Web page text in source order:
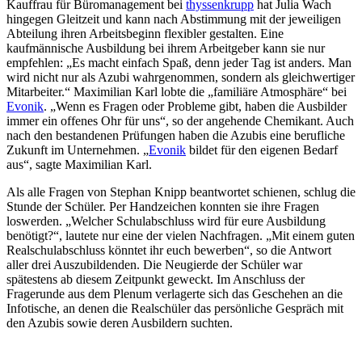
Kauffrau für Büromanagement bei thyssenkrupp hat Julia Wach
hingegen Gleitzeit und kann nach Abstimmung mit der jeweiligen
Abteilung ihren Arbeitsbeginn flexibler gestalten. Eine
kaufmännische Ausbildung bei ihrem Arbeitgeber kann sie nur
empfehlen: „Es macht einfach Spaß, denn jeder Tag ist anders. Man
wird nicht nur als Azubi wahrgenommen, sondern als gleichwertiger
Mitarbeiter.“ Maximilian Karl lobte die „familiäre Atmosphäre“ bei
Evonik. „Wenn es Fragen oder Probleme gibt, haben die Ausbilder
immer ein offenes Ohr für uns“, so der angehende Chemikant. Auch
nach den bestandenen Prüfungen haben die Azubis eine berufliche
Zukunft im Unternehmen. „Evonik bildet für den eigenen Bedarf
aus“, sagte Maximilian Karl.
Als alle Fragen von Stephan Knipp beantwortet schienen, schlug die
Stunde der Schüler. Per Handzeichen konnten sie ihre Fragen
loswerden. „Welcher Schulabschluss wird für eure Ausbildung
benötigt?“, lautete nur eine der vielen Nachfragen. „Mit einem guten
Realschulabschluss könntet ihr euch bewerben“, so die Antwort
aller drei Auszubildenden. Die Neugierde der Schüler war
spätestens ab diesem Zeitpunkt geweckt. Im Anschluss der
Fragerunde aus dem Plenum verlagerte sich das Geschehen an die
Infotische, an denen die Realschüler das persönliche Gespräch mit
den Azubis sowie deren Ausbildern suchten.